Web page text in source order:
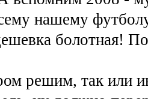
нашему
решим, так или